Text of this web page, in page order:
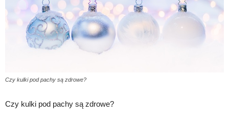
Czy kulki pod pachy są zdrowe?
Czy kulki pod pachy są zdrowe?